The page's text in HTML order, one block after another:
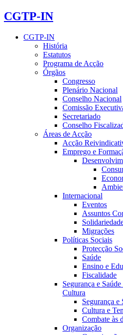
CGTP-IN
CGTP-IN
História
Estatutos
Programa de Acção
Órgãos
Congresso
Plenário Nacional
Conselho Nacional
Comissão
Secretariado
Conselho
Áreas de Acção
Acção
Emprego e
Internacional
Eventos
Assuntos
Migrações
Políticas Sociais
Protecção
Saúde
Ensino e
Fiscalidade
Segurança e
Cultura
Segurança e
Cultura e
Combate às
Organização